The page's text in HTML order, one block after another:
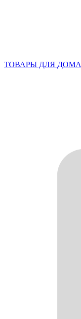
ТОВАРЫ ДЛЯ ДОМА